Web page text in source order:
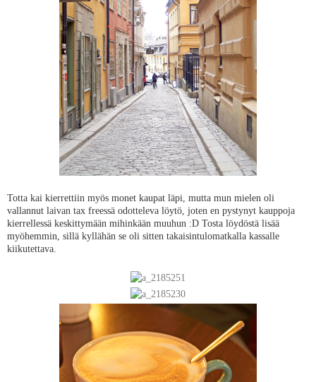
Totta kai kierrettiin myös monet kaupat läpi, mutta mun mielen oli
vallannut laivan tax freessä odotteleva löytö, joten en pystynyt kauppoja
kierrellessä keskittymään mihinkään muuhun :D Tosta löydöstä lisää
myöhemmin, sillä kyllähän se oli sitten takaisintulomatkalla kassalle
kiikutettava.